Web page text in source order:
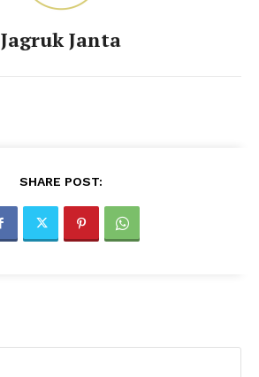
Jagruk Janta
SHARE POST: